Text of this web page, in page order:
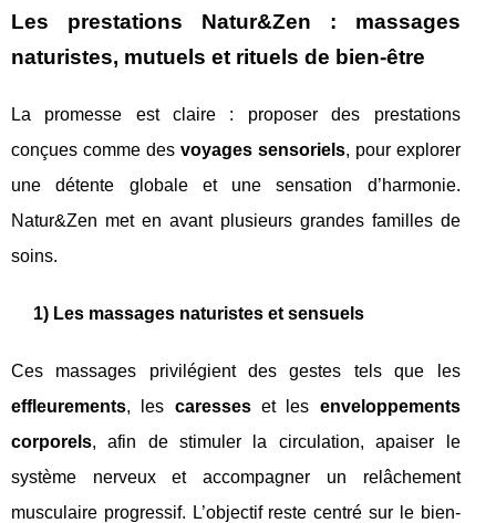
Les prestations Natur&Zen : massages
naturistes, mutuels et rituels de bien-être
La promesse est claire : proposer des prestations
conçues comme des voyages sensoriels, pour explorer
une détente globale et une sensation d’harmonie.
Natur&Zen met en avant plusieurs grandes familles de
soins.
1) Les massages naturistes et sensuels
Ces massages privilégient des gestes tels que les
effleurements, les caresseset les enveloppements
corporels, afin de stimuler la circulation, apaiser le
système nerveux et accompagner un relâchement
musculaire progressif. L’objectif reste centré sur le bien-